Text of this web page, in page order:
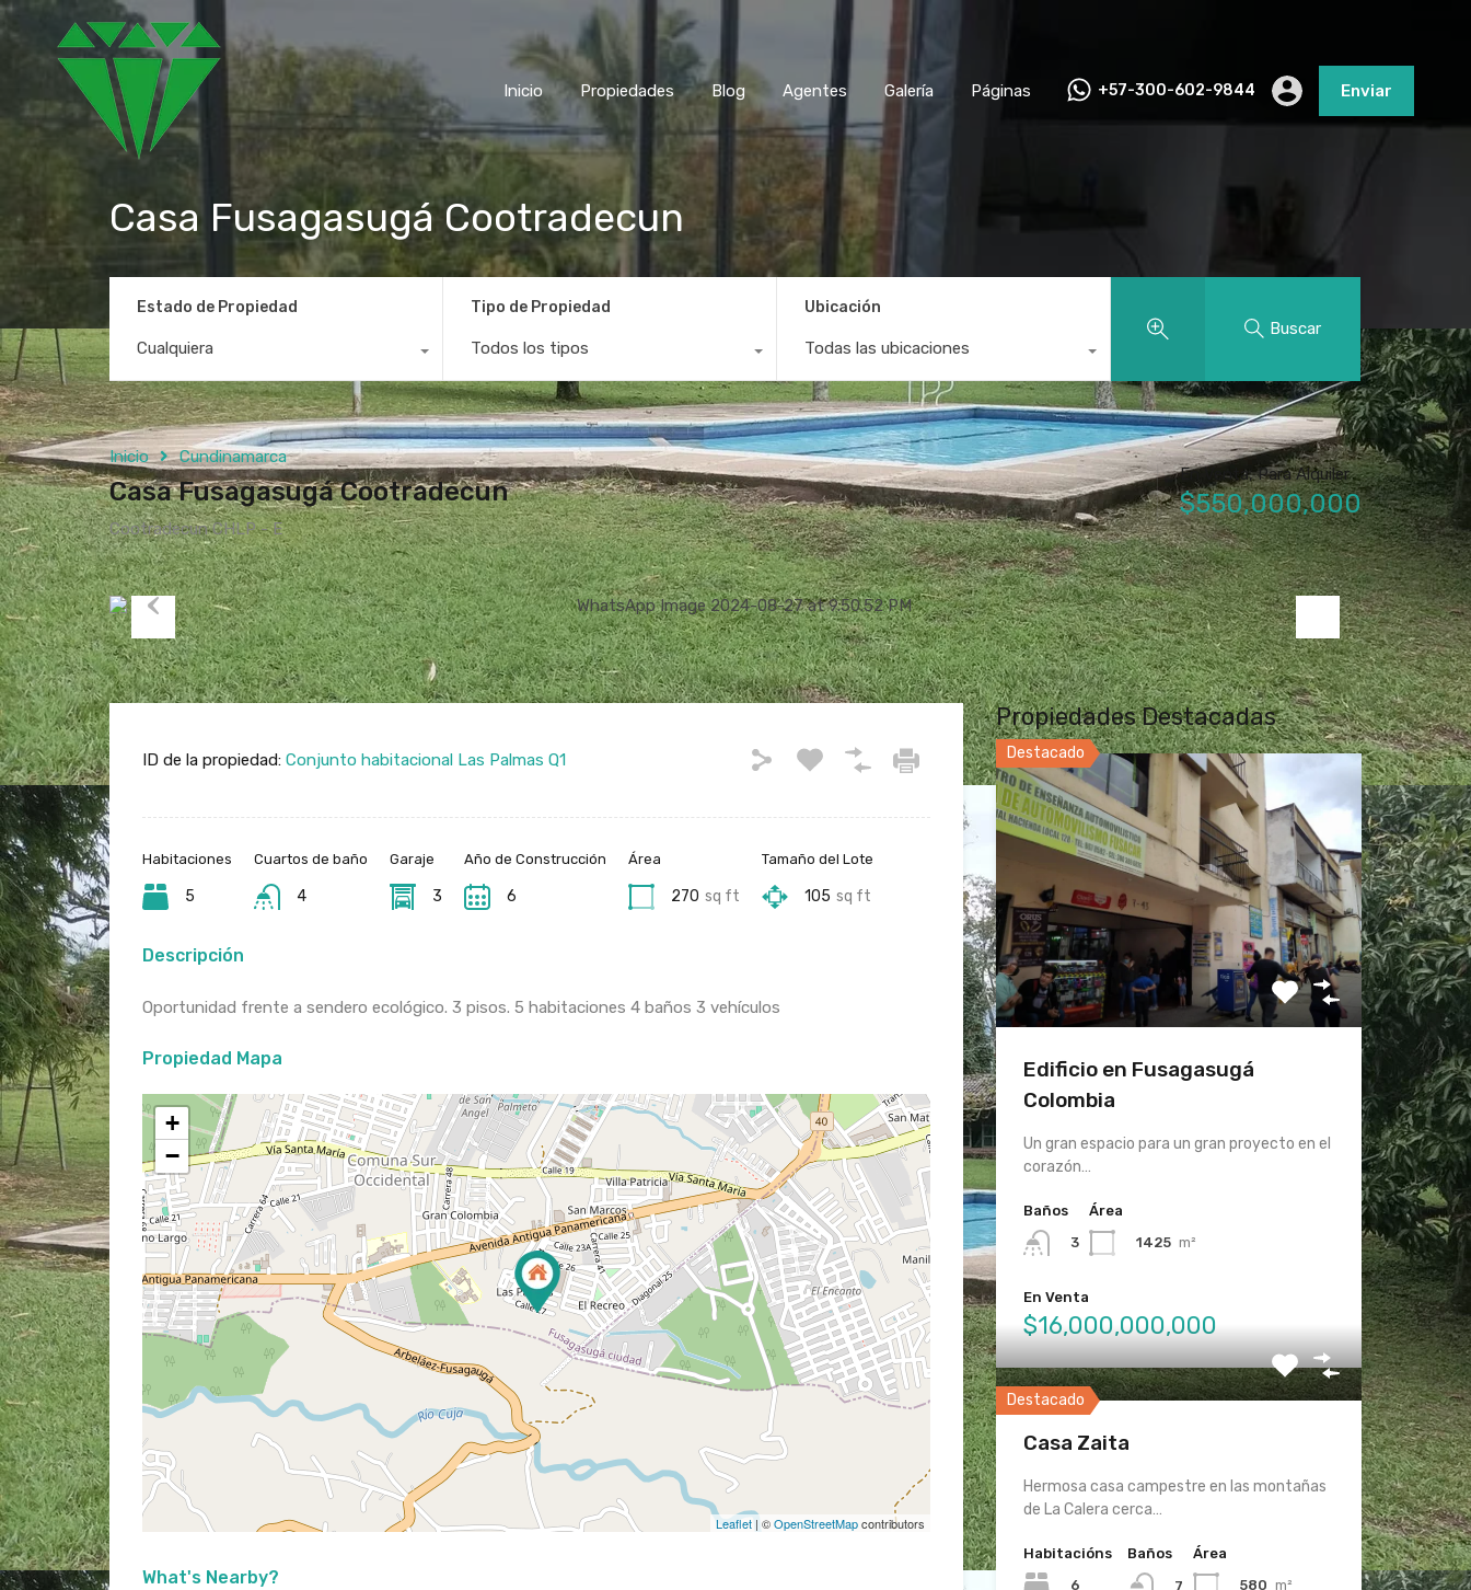
Inicio Propiedades Blog Agentes Galería Páginas +57-300-602-9844 Enviar
Casa Fusagasugá Cootradecun
Estado de Propiedad
Cualquiera
Tipo de Propiedad
Todos los tipos
Ubicación
Todas las ubicaciones
Buscar
Inicio Cundinamarca
Casa Fusagasugá Cootradecun
Cootradecun CHLP - E
En Venta, Para Alquiler
$550,000,000
Previous Next
ID de la propiedad: Conjunto habitacional Las Palmas Q1
Habitaciones
5
Cuartos de baño
4
Garaje
3
Año de Construcción
6
Área
270 sq ft
Tamaño del Lote
105 sq ft
Descripción
Oportunidad frente a sendero ecológico. 3 pisos. 5 habitaciones 4 baños 3 vehículos
Propiedad Mapa
+
−
Leaflet| ©OpenStreetMapcontributors
What's Nearby?
Propiedades Destacadas
Destacado
Edificio en Fusagasugá
Colombia
Un gran espacio para un gran proyecto en el
corazón…
Baños
3
Área
1425 m²
En Venta
$16,000,000,000
Destacado
Casa Zaita
Hermosa casa campestre en las montañas
de La Calera cerca…
Habitacións
6
Baños
7
Área
580 m²